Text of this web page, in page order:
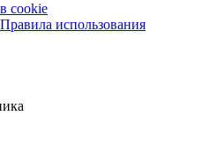
cookie
Правила использования